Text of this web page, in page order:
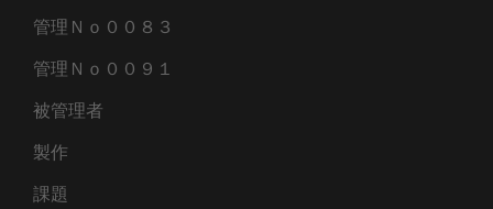
管理Ｎｏ００８３
管理Ｎｏ００９１
被管理者
製作
課題